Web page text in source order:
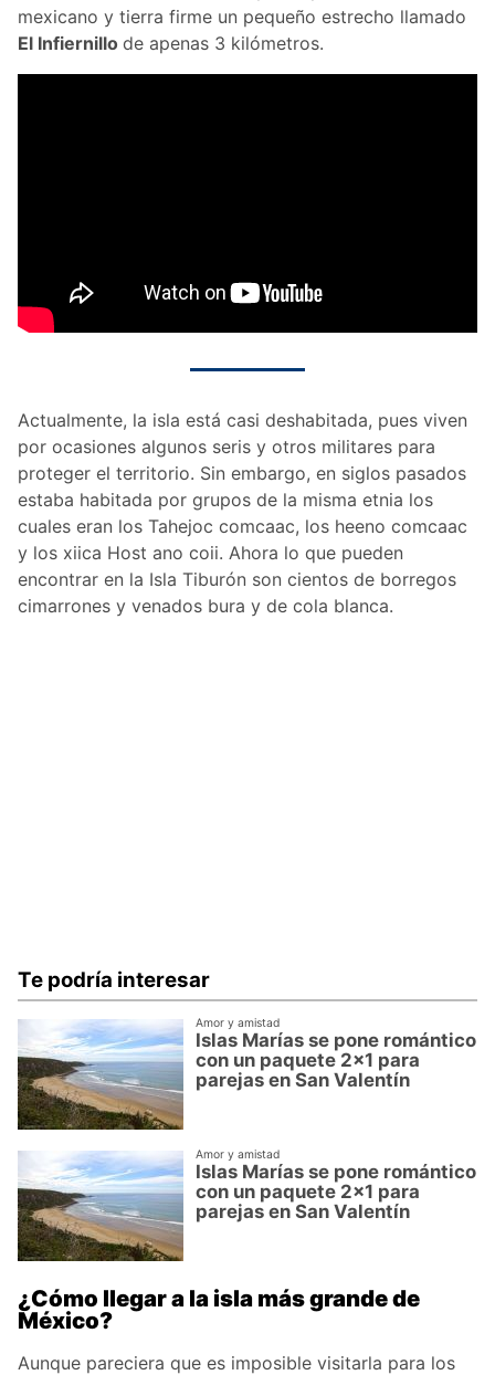
mexicano y tierra firme un pequeño estrecho llamado
El Infiernillo de apenas 3 kilómetros.
Actualmente, la isla está casi deshabitada, pues viven
por ocasiones algunos seris y otros militares para
proteger el territorio. Sin embargo, en siglos pasados
estaba habitada por grupos de la misma etnia los
cuales eran los Tahejoc comcaac, los heeno comcaac
y los xiica Host ano coii. Ahora lo que pueden
encontrar en la Isla Tiburón son cientos de borregos
cimarrones y venados bura y de cola blanca.
Te podría interesar
Amor y amistad
Islas Marías se pone romántico
con un paquete 2x1 para
parejas en San Valentín
Amor y amistad
Islas Marías se pone romántico
con un paquete 2x1 para
parejas en San Valentín
¿Cómo llegar a la isla más grande de
México?
Aunque pareciera que es imposible visitarla para los